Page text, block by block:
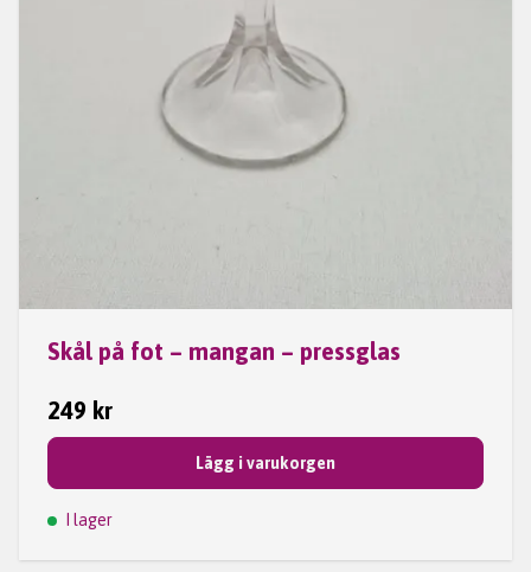
Skål på fot – mangan – pressglas
249 kr
Lägg i varukorgen
I lager